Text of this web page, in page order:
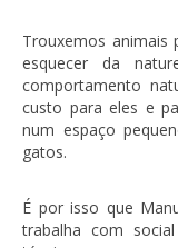
Trouxemos animais
esquecer da
comportamento
custo para eles e
num espaço
gatos.
É por isso que
trabalha com